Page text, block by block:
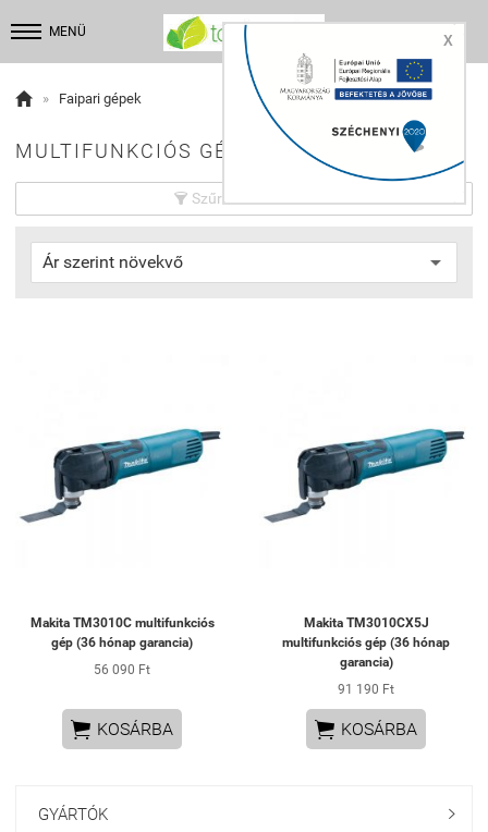
MENÜ  
 » Faipari gépek
MULTIFUNKCIÓS GÉP:
 Szűrés beállítások
Makita TM3010C multifunkciós
gép (36 hónap garancia)
56 090 Ft
 KOSÁRBA
Makita TM3010CX5J
multifunkciós gép (36 hónap
garancia)
91 190 Ft
 KOSÁRBA
GYÁRTÓK 
X